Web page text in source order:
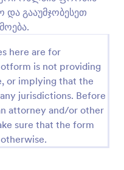
გააუმჯობესეთ
here are for
is not providing
or implying that the
jurisdictions. Before
attorney and/or other
sure that the form
და ჯანდაცვის
სრულიად
თქვენ
მოარგეთ
ჩასვით თქვენს
ლინკის
მიიღეთ
თქვენ
თქვენს დაცულ
ცხრილებისა და
ახალი ველები
ინფორმაცია,
ფორმები